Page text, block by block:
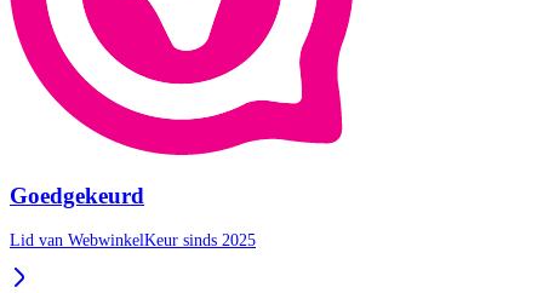
Goedgekeurd
Lid van WebwinkelKeur sinds 2025